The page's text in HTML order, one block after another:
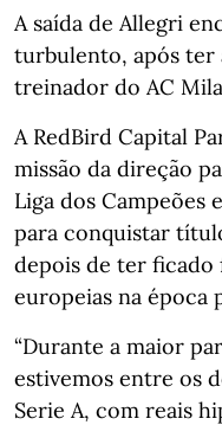
A saída de Allegri
turbulento, após ter
treinador do AC
A RedBird Capital
missão da direção
Liga dos Campeões
para conquistar
depois de ter ficado
europeias na época
“Durante a maior
estivemos entre os
Serie A, com reais